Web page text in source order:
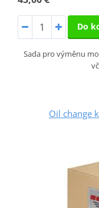
Do
Sada pro výměnu
Oil change